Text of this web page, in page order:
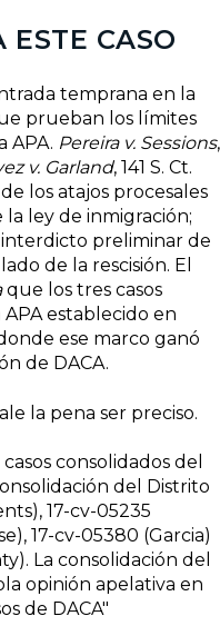
ESTE CASO
temprana en la
prueban los límites
APA. Pereira v. Sessions,
v. Garland, 141 S. Ct.
los atajos procesales
ley de inmigración;
preliminar de
de la rescisión. El
que los tres casos
establecido en
ese marco ganó
de DACA.
la pena ser preciso.
consolidados del
del Distrito
17-cv-05235
17-cv-05380 (Garcia)
La consolidación del
opinión apelativa en
de DACA"